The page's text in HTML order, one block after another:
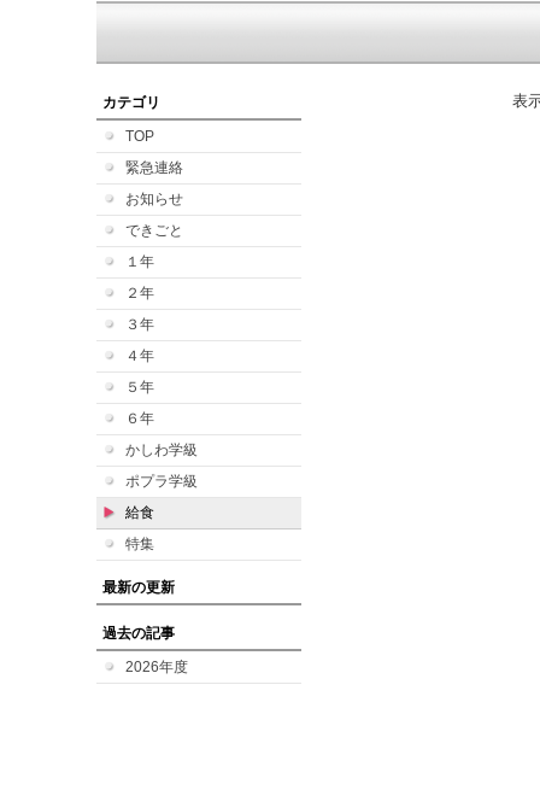
カテゴリ
TOP
緊急連絡
お知らせ
できごと
１年
２年
３年
４年
５年
６年
かしわ学級
ポプラ学級
給食
特集
最新の更新
過去の記事
2026年度
表